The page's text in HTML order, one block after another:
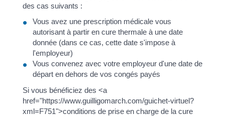
des cas suivants :
Vous avez une prescription médicale vous
autorisant à partir en cure thermale à une date
donnée (dans ce cas, cette date s'impose à
l'employeur)
Vous convenez avec votre employeur d'une date de
départ en dehors de vos congés payés
Si vous bénéficiez des <a
href="https://www.guilligomarch.com/guichet-virtuel?
xml=F751">conditions de prise en charge de la cure